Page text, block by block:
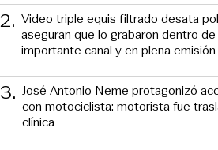
2. Video triple equis filtrado desata
aseguran que lo grabaron dentro de
importante canal y en plena
3. José Antonio Neme protagonizó
con motociclista: motorista fue
clínica